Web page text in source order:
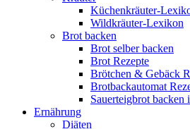
Küchenkräuter-
Wildkräuter-Lexikon
Brot backen
Brot selber backen
Brot Rezepte
Brötchen & Gebäck
Brotbackautomat
Sauerteigbrot
Ernährung
Diäten